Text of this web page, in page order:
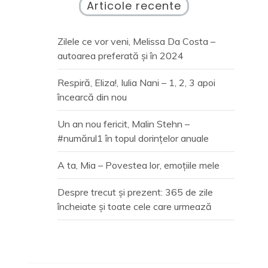
Articole recente
Zilele ce vor veni, Melissa Da Costa –
autoarea preferată și în 2024
Respiră, Eliza!, Iulia Nani – 1, 2, 3 apoi
încearcă din nou
Un an nou fericit, Malin Stehn –
#numărul1 în topul dorințelor anuale
A ta, Mia – Povestea lor, emoțiile mele
Despre trecut și prezent: 365 de zile
încheiate și toate cele care urmează